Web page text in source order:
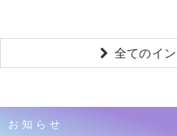
全てのイ
お知らせ